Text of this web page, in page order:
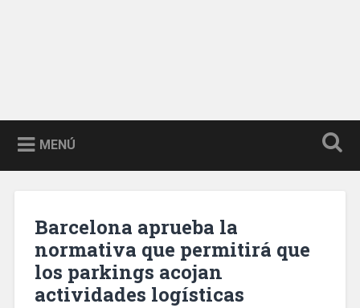
MENÚ
Barcelona aprueba la
normativa que permitirá que
los parkings acojan
actividades logísticas